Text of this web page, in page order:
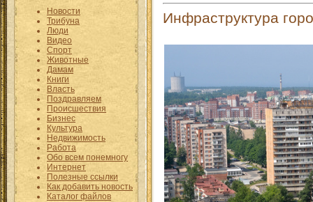
Новости
Трибуна
Люди
Видео
Спорт
Животные
Дамам
Книги
Власть
Поздравляем
Происшествия
Бизнес
Культура
Недвижимость
Работа
Обо всем понемногу
Интернет
Полезные ссылки
Как добавить новость
Каталог файлов
Инфраструктура